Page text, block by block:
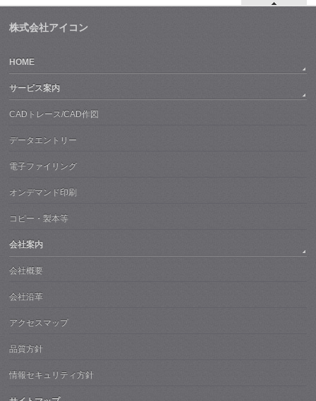
株式会社アイコン
HOME
サービス案内
CADトレース/CAD作図
データエントリー
電子ファイリング
オンデマンド印刷
コピー・製本等
会社案内
会社概要
会社沿革
アクセスマップ
品質方針
情報セキュリティ方針